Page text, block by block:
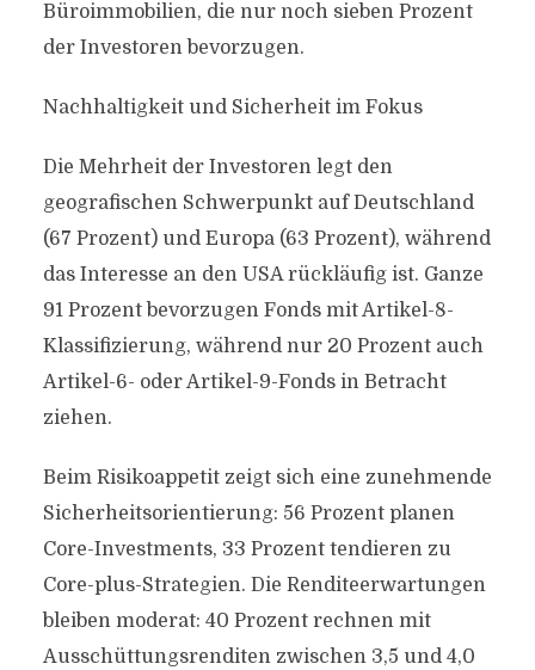
Büroimmobilien, die nur noch sieben Prozent
der Investoren bevorzugen.
Nachhaltigkeit und Sicherheit im Fokus
Die Mehrheit der Investoren legt den
geografischen Schwerpunkt auf Deutschland
(67 Prozent) und Europa (63 Prozent), während
das Interesse an den USA rückläufig ist. Ganze
91 Prozent bevorzugen Fonds mit Artikel-8-
Klassifizierung, während nur 20 Prozent auch
Artikel-6- oder Artikel-9-Fonds in Betracht
ziehen.
Beim Risikoappetit zeigt sich eine zunehmende
Sicherheitsorientierung: 56 Prozent planen
Core-Investments, 33 Prozent tendieren zu
Core-plus-Strategien. Die Renditeerwartungen
bleiben moderat: 40 Prozent rechnen mit
Ausschüttungsrenditen zwischen 3,5 und 4,0